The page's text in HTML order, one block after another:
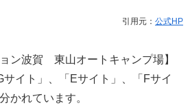
引用元： 公式HP
ン波賀 東山オートキャンプ場】
イト」、「Eサイト」、「Fサイ
かれています。